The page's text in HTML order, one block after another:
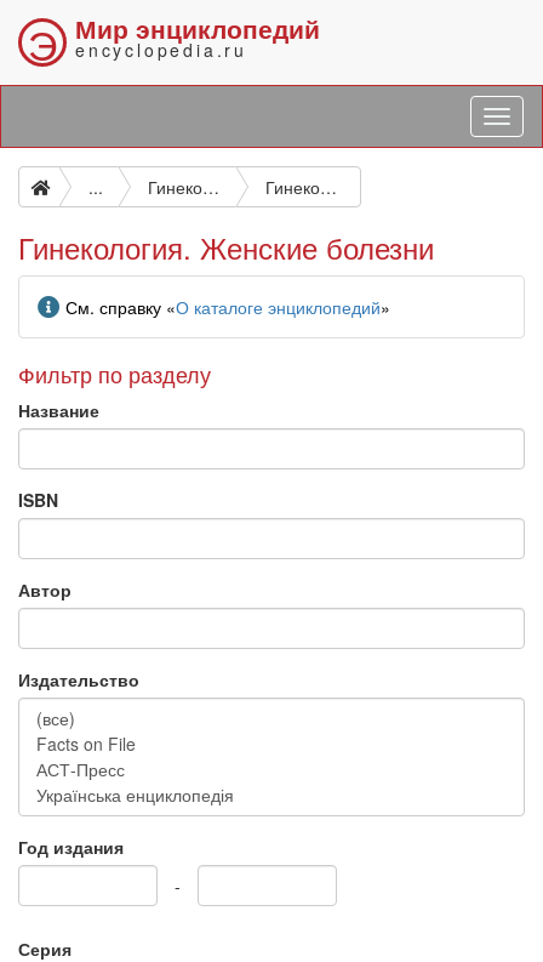
Э Мир энциклопедий
encyclopedia.ru
... Гинекология. Женские болезни. Акушерство Гинекология. Женские болезни
Гинекология. Женские болезни
Информация
См. справку «О каталоге энциклопедий»
Фильтр по разделу
Название
ISBN
Автор
Издательство
Год издания
-
Серия